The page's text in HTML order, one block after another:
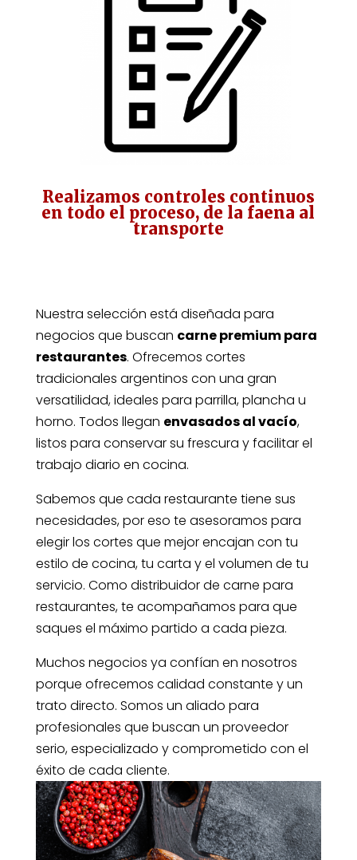
Realizamos controles continuos
en todo el proceso, de la faena al
transporte
Nuestra selección está diseñada para
negocios que buscan carne premium para
restaurantes. Ofrecemos cortes
tradicionales argentinos con una gran
versatilidad, ideales para parrilla, plancha u
horno. Todos llegan envasados al vacío,
listos para conservar su frescura y facilitar el
trabajo diario en cocina.
Sabemos que cada restaurante tiene sus
necesidades, por eso te asesoramos para
elegir los cortes que mejor encajan con tu
estilo de cocina, tu carta y el volumen de tu
servicio. Como distribuidor de carne para
restaurantes, te acompañamos para que
saques el máximo partido a cada pieza.
Muchos negocios ya confían en nosotros
porque ofrecemos calidad constante y un
trato directo. Somos un aliado para
profesionales que buscan un proveedor
serio, especializado y comprometido con el
éxito de cada cliente.